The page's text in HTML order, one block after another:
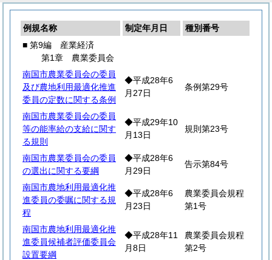
例規名称 制定年月日
種別番号
■ 第9編 産業経済
第1章 農業委員会
南国市農業委員会の委員
及び農地利用最適化推進
委員の定数に関する条例
◆平成28年6
月27日
条例第29号
南国市農業委員会の委員
等の能率給の支給に関す
る規則
◆平成29年10
月13日
規則第23号
南国市農業委員会の委員
の選出に関する要綱
◆平成28年6
月29日
告示第84号
南国市農地利用最適化推
進委員の委嘱に関する規
程
◆平成28年6
月23日
農業委員会規程
第1号
南国市農地利用最適化推
進委員候補者評価委員会
設置要綱
◆平成28年11
月8日
農業委員会規程
第2号